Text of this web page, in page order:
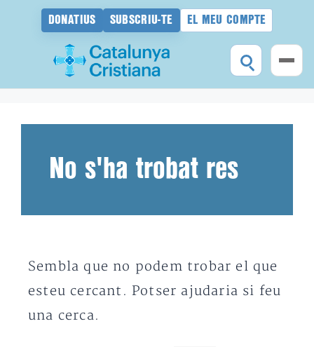
DONATIUS SUBSCRIU-TE EL MEU COMPTE
No s'ha trobat res
Sembla que no podem trobar el que
esteu cercant. Potser ajudaria si feu
una cerca.